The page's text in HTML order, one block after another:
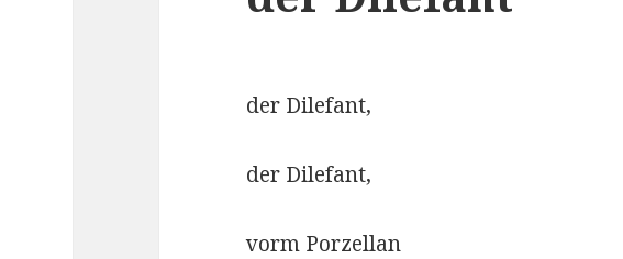
der Dilefant,
der Dilefant,
vorm Porzellan